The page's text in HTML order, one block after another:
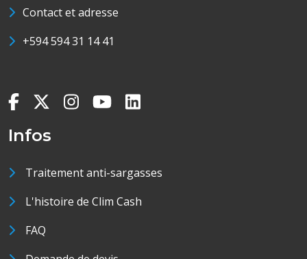
Contact et adresse
+594 594 31 14 41
Infos
Traitement anti-sargasses
L'histoire de Clim Cash
FAQ